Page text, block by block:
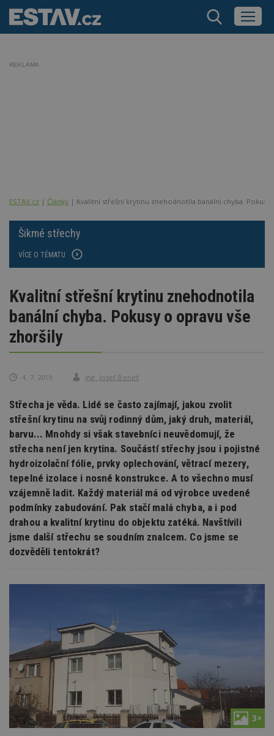
REKLAMA
ESTAV.cz Články Kvalitní střešní krytinu znehodnotila banální chyba.
Šikmé střechy
VÍCE O TÉMATU
Kvalitní střešní krytinu znehodnotila
banální chyba. Pokusy o opravu vše
zhoršily
4. 7. 2019 Ing. Josef Beneš
Střecha je věda. Lidé se často zajímají, jakou zvolit
střešní krytinu na svůj rodinný dům, jaký druh, materiál,
barvu... Mnohdy si však stavebníci neuvědomují, že
střecha není jen krytina. Součástí střechy jsou i pojistné
hydroizolační fólie, prvky oplechování, větrací mezery,
tepelné izolace i nosné konstrukce. A to všechno musí
vzájemně ladit. Každý materiál má od výrobce uvedené
podmínky zabudování. Pak stačí malá chyba, a i pod
drahou a kvalitní krytinu do objektu zatéká. Navštívili
jsme další střechu se soudním znalcem. Co jsme se
dozvěděli tentokrát?
3×